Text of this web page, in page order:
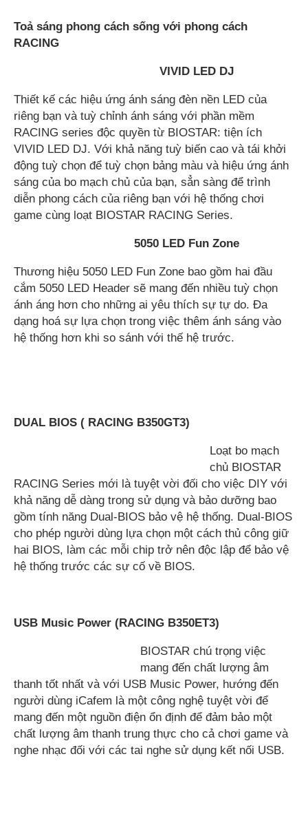
Toả sáng phong cách sống với phong cách
RACING
VIVID LED DJ
Thiết kế các hiệu ứng ánh sáng đèn nền LED của
riêng bạn và tuỳ chỉnh ánh sáng với phần mềm
RACING series độc quyền từ BIOSTAR: tiện ích
VIVID LED DJ. Với khả năng tuỳ biến cao và tái khởi
động tuỳ chọn để tuỳ chọn bảng màu và hiệu ứng ánh
sáng của bo mạch chủ của bạn, sẳn sàng để trình
diễn phong cách của riêng bạn với hệ thống chơi
game cùng loạt BIOSTAR RACING Series.
5050 LED Fun Zone
Thương hiệu 5050 LED Fun Zone bao gồm hai đầu
cắm 5050 LED Header sẽ mang đến nhiều tuỳ chọn
ánh áng hơn cho những ai yêu thích sự tự do. Đa
dạng hoá sự lựa chọn trong việc thêm ánh sáng vào
hệ thống hơn khi so sánh với thế hệ trước.
DUAL BIOS ( RACING B350GT3)
Loạt bo mạch
chủ BIOSTAR
RACING Series mới là tuyệt vời đối cho việc DIY với
khả năng dễ dàng trong sử dụng và bảo dưỡng bao
gồm tính năng Dual-BIOS bảo vệ hệ thống. Dual-BIOS
cho phép người dùng lựa chọn một cách thủ công giữ
hai BIOS, làm các mỗi chip trở nên độc lập để bảo vệ
hệ thống trước các sự cố về BIOS.
USB Music Power (RACING B350ET3)
BIOSTAR chú trọng việc
mang đến chất lượng âm
thanh tốt nhất và với USB Music Power, hướng đến
người dùng iCafem là một công nghệ tuyệt vời để
mang đến một nguồn điện ổn định để đảm bảo một
chất lượng âm thanh trung thực cho cả chơi game và
nghe nhạc đối với các tai nghe sử dụng kết nối USB.